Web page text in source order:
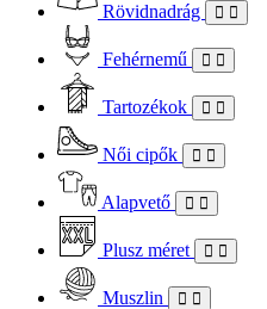
Rövidnadrág
Fehérnemű
Tartozékok
Női cipők
Alapvető
Plusz méret
Muszlin